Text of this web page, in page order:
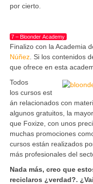
por cierto.
7 – Bloonder Academy
Finalizo con la Academia
Núñez . Si los contenidos
que ofrece en esta
Todos
los cursos est
án relacionados con
algunos gratuitos, la
que Foxize, con unos
muchas promociones
cursos están realizados
más profesionales del
Nada más, creo que
reciclaros ¿verdad?. ¿